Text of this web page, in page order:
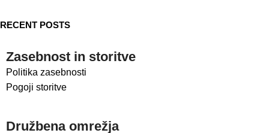
RECENT POSTS
Zasebnost in storitve
Politika zasebnosti
Pogoji storitve
Družbena omrežja